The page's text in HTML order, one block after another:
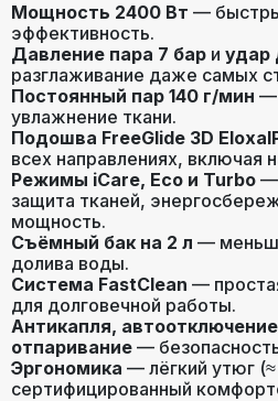
Мощность 2400 Вт —
эффективность.
Давление пара 7 бар и удар
разглаживание даже самых
Постоянный пар 140 г/мин —
увлажнение ткани.
Подошва FreeGlide 3D
всех направлениях, включая
Режимы iCare, Eco и Turbo —
защита тканей,
мощность.
Съёмный бак на 2 л —
долива воды.
Система FastClean —
для долговечной работы.
Антикапля,
отпаривание —
Эргономика — лёгкий утюг
сертифицированный